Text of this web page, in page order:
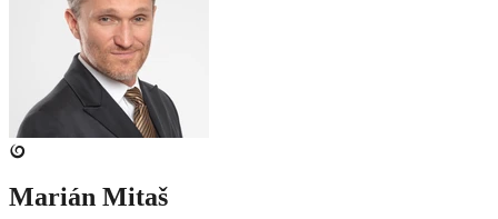
Marián Mitaš